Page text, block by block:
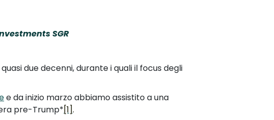
SGR
due decenni, durante i quali il focus degli
e da inizio marzo abbiamo assistito a una
pre-Trump*[1].